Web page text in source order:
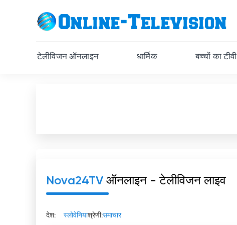
टेलीविजन ऑनलाइन धार्मिक बच्चों का टीवी
Nova24TV ऑनलाइन - टेलीविजन लाइव
देश: स्लोवेनियाश्रेणी:समाचार